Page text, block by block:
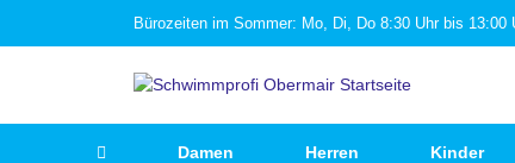
Bürozeiten im Sommer: Mo, Di, Do 8:30 Uhr bis
Damen Herren Kinder